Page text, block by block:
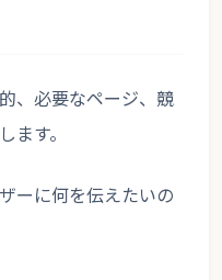
、必要なページ、競
ます。
ーに何を伝えたいの